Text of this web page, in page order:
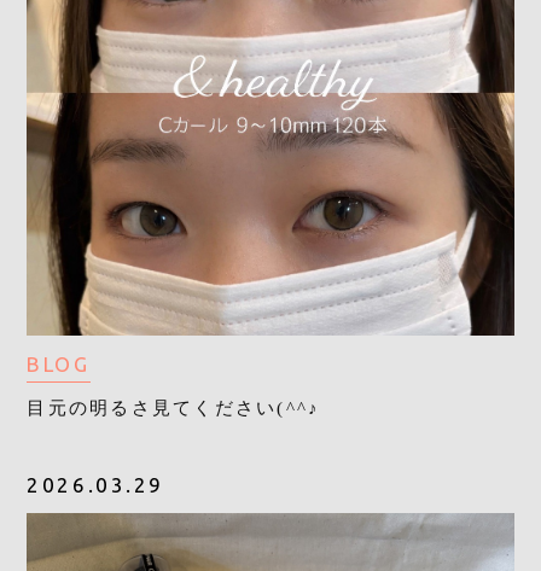
BLOG
目元の明るさ見てください(^^♪
2026.03.29